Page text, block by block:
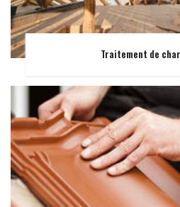
Traitement de